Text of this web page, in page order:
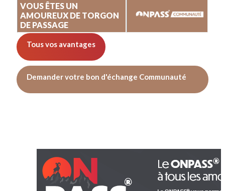
VOUS ÊTES UN
AMOUREUX DE TORGON
DE PASSAGE
Tous vos avantages
Demander votre bon d'échange Communauté